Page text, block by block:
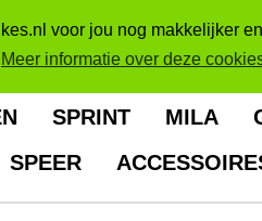
voor jou nog makkelijker
Meer informatie over deze
SPRINT MILA
SPEER